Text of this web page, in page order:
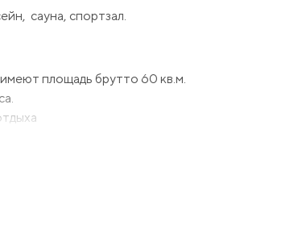
сауна, спортзал.
площадь брутто 60 кв.м.